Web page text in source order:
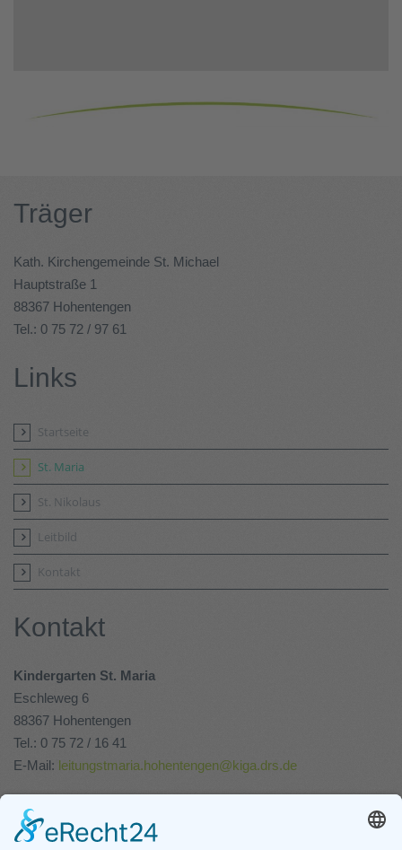
Träger
Kath. Kirchengemeinde St. Michael
Hauptstraße 1
88367 Hohentengen
Tel.: 0 75 72 / 97 61
Links
Startseite
St. Maria
St. Nikolaus
Leitbild
Kontakt
Kontakt
Kindergarten St. Maria
Eschleweg 6
88367 Hohentengen
Tel.: 0 75 72 / 16 41
E-Mail: leitungstmaria.hohentengen@kiga.drs.de
Kindergarten St. Nikolaus
In der Hau 2